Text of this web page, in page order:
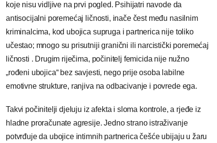
koje nisu vidljive na prvi pogled. Psihijatri navode da
antisocijalni poremećaj ličnosti, inače čest među nasilnim
kriminalcima, kod ubojica supruga i partnerica nije toliko
učestao; mnogo su prisutniji granični ili narcistički poremećaj
ličnosti . Drugim riječima, počinitelj femicida nije nužno
„rođeni ubojica“ bez savjesti, nego prije osoba labilne
emotivne strukture, ranjiva na odbacivanje i povrede ega.
Takvi počinitelji djeluju iz afekta i sloma kontrole, a rjeđe iz
hladne proračunate agresije. Jedno strano istraživanje
potvrđuje da ubojice intimnih partnerica češće ubijaju u žaru